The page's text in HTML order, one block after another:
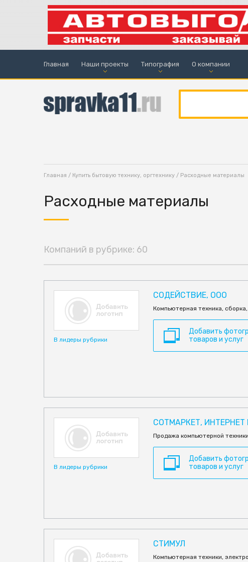
Главная Наши проекты Типография О компании
Главная / Купить бытовую технику, оргтехнику / Расходные материалы
Расходные материалы
Компаний в рубрике: 60
В лидеры рубрики
СОДЕЙСТВИЕ, ООО
Компьютерная техника,
Добавить
товаров и услуг
В лидеры рубрики
СОТМАРКЕТ,
Продажа компьютерной
Добавить
товаров и услуг
СТИМУЛ
Компьютерная техники,